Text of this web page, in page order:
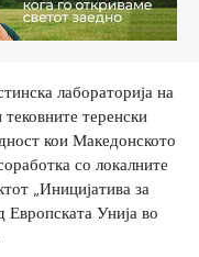
лабораторија на
теренски
кои Македонското
со локалните
„Иницијатива за
Европската Унија во